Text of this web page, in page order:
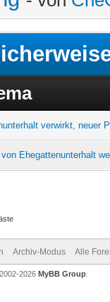
verwirkt, neuer
Ehegattenunterhalt
Archiv-Modus Alle
2002-2026 MyBB Group